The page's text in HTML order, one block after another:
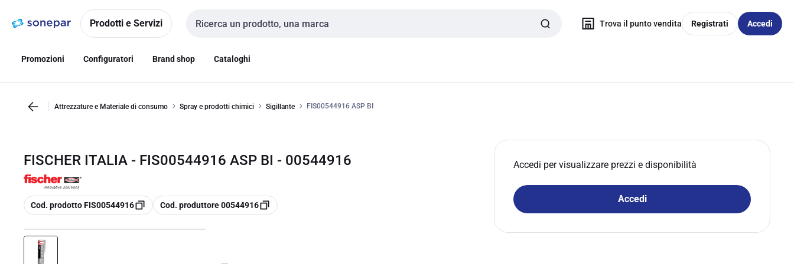
navigazionealla
Prodotti e Servizi
Cerca input
Trova il punto vendita Registrati Accedi
Promozioni Configuratori Brand shop Cataloghi
Attrezzature e Materiale di consumo Spray e prodotti chimici Sigillante FIS00544916 ASP BI
FISCHER ITALIA - FIS00544916 ASP BI - 00544916
copia
Cod. prodotto FIS00544916 copia
Cod. produttore 00544916
Accedi per visualizzare prezzi e disponibilità
Accedi